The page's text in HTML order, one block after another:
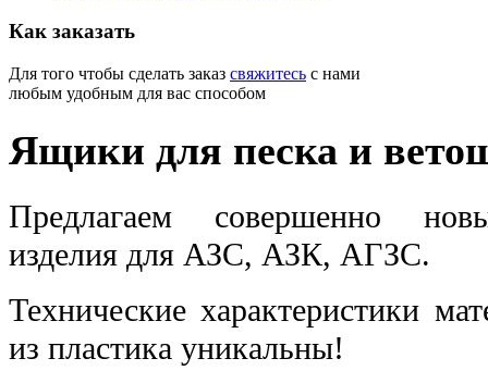
Как заказать
Для того чтобы сделать заказ свяжитесь с нами
любым удобным для вас способом
Ящики для песка и
Предлагаем совершенно
изделия для АЗС, АЗК, АГЗС.
Технические характеристики
из пластика уникальны!